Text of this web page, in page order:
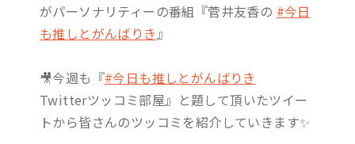
がパーソナリティーの番組『菅井友香の #今日
も推しとがんばりき 』
🎥今週も『#今日も推しとがんばりき
Twitterツッコミ部屋』と題して頂いたツイー
トから皆さんのツッコミを紹介していきます✨